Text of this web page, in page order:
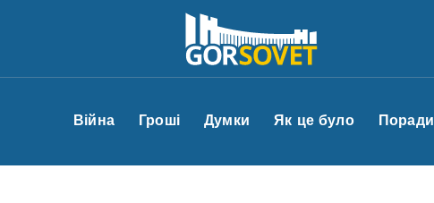
Війна Гроші Думки Як це було Поради